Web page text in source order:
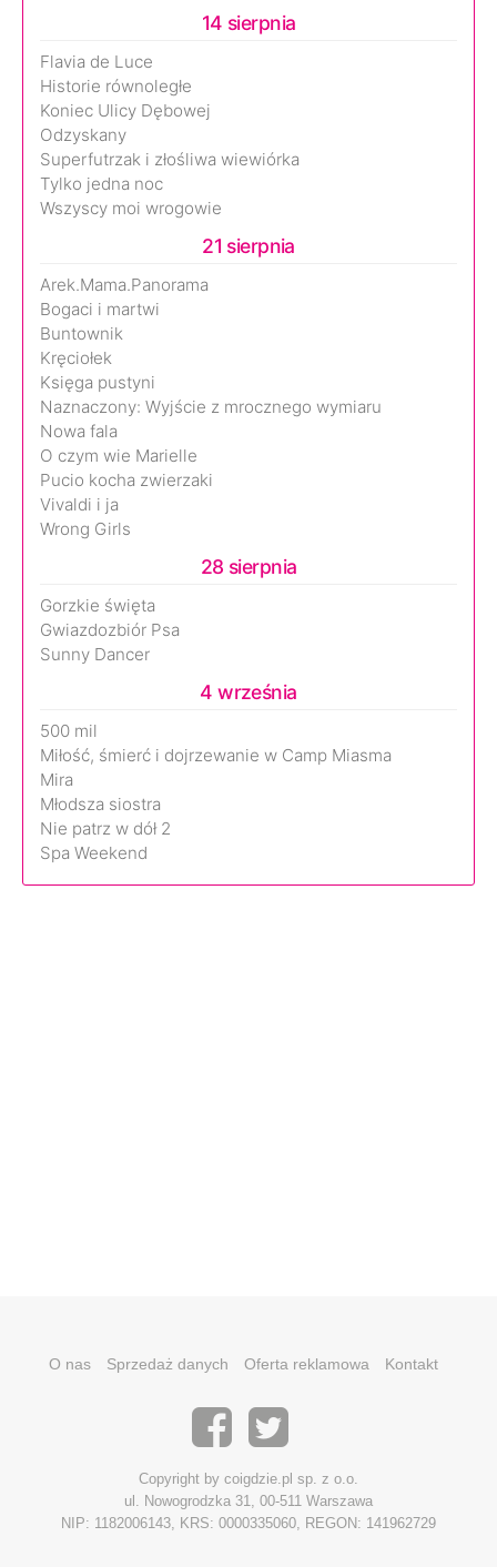
14 sierpnia
Flavia de Luce
Historie równoległe
Koniec Ulicy Dębowej
Odzyskany
Superfutrzak i złośliwa wiewiórka
Tylko jedna noc
Wszyscy moi wrogowie
21 sierpnia
Arek.Mama.Panorama
Bogaci i martwi
Buntownik
Kręciołek
Księga pustyni
Naznaczony: Wyjście z mrocznego wymiaru
Nowa fala
O czym wie Marielle
Pucio kocha zwierzaki
Vivaldi i ja
Wrong Girls
28 sierpnia
Gorzkie święta
Gwiazdozbiór Psa
Sunny Dancer
4 września
500 mil
Miłość, śmierć i dojrzewanie w Camp Miasma
Mira
Młodsza siostra
Nie patrz w dół 2
Spa Weekend
O nas Sprzedaż danych Oferta reklamowa Kontakt
Copyright by coigdzie.pl sp. z o.o.
ul. Nowogrodzka 31, 00-511 Warszawa
NIP: 1182006143, KRS: 0000335060, REGON: 141962729